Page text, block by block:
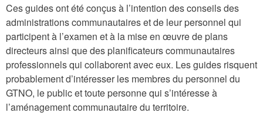
Ces guides ont été conçus à l’intention des conseils des
administrations communautaires et de leur personnel qui
participent à l’examen et à la mise en œuvre de plans
directeurs ainsi que des planificateurs communautaires
professionnels qui collaborent avec eux. Les guides risquent
probablement d’intéresser les membres du personnel du
GTNO, le public et toute personne qui s’intéresse à
l’aménagement communautaire du territoire.